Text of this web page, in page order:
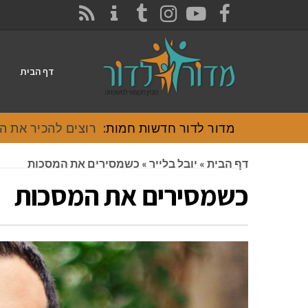
FACEBOOK
YOUTUBE
INSTAGRAM
TUMBLR
דף הבית
מדור לדור חדשות חמות: רוצים להכיר את
דף הבית » יובל בלייר » כשמסירים את המסכות
כשמסירים את המסכות